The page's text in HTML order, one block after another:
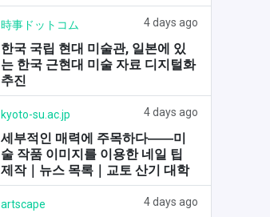
時事ドットコム 4 days ago
한국 국립 현대 미술관, 일본에 있
는 한국 근현대 미술 자료 디지털화
추진
kyoto-su.ac.jp 4 days ago
세부적인 매력에 주목하다――미
술 작품 이미지를 이용한 네일 팁
제작｜뉴스 목록｜교토 산기 대학
artscape 4 days ago